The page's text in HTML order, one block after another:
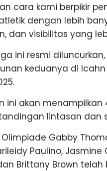
cara kami berpikir
dengan lebih
dan visibilitas yang
ini resmi
keduanya di
ini akan
lintasan dan
Gabby
Paulino,
Brittany Brown